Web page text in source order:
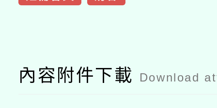
內容附件下載 Download